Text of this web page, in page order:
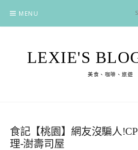
content
MENU
LEXIE'S
美食、咖啡、旅遊
食記【桃園】網友沒騙人
理-澍壽司屋